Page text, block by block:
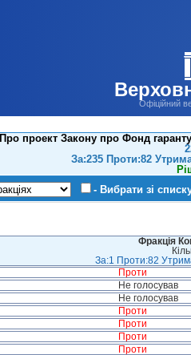
Офіційний
Про проект Закону про Фонд
За:235 Проти:82
- Вибрати зі
Фракція
За:1 Проти:82
Проти
Не голосував
Не голосував
Проти
Проти
Проти
Проти